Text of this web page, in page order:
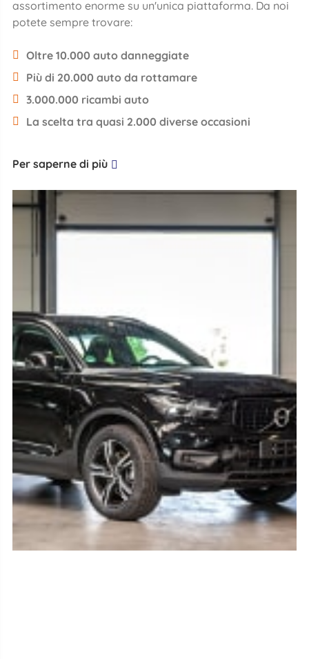
assortimento enorme su un'unica piattaforma. Da noi
potete sempre trovare:
Oltre 10.000 auto danneggiate
Più di 20.000 auto da rottamare
3.000.000 ricambi auto
La scelta tra quasi 2.000 diverse occasioni
Per saperne di più